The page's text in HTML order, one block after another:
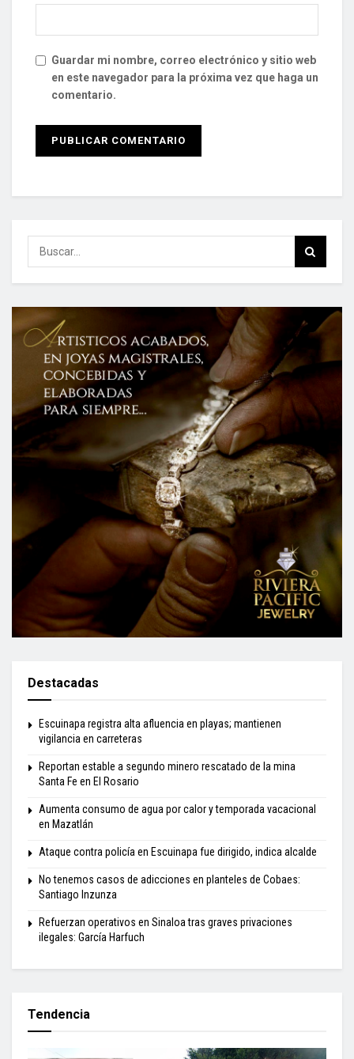
Guardar mi nombre, correo electrónico y sitio web
en este navegador para la próxima vez que haga un
comentario.
Destacadas
Escuinapa registra alta afluencia en playas; mantienen
vigilancia en carreteras
Reportan estable a segundo minero rescatado de la mina
Santa Fe en El Rosario
Aumenta consumo de agua por calor y temporada vacacional
en Mazatlán
Ataque contra policía en Escuinapa fue dirigido, indica alcalde
No tenemos casos de adicciones en planteles de Cobaes:
Santiago Inzunza
Refuerzan operativos en Sinaloa tras graves privaciones
ilegales: García Harfuch
Tendencia